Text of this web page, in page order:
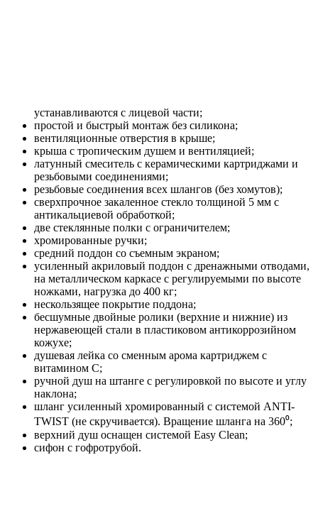
устанавливаются с лицевой части;
простой и быстрый монтаж без силикона;
вентиляционные отверстия в крыше;
крыша с тропическим душем и вентиляцией;
латунный смеситель с керамическими картриджами и
резьбовыми соединениями;
резьбовые соединения всех шлангов (без хомутов);
сверхпрочное закаленное стекло толщиной 5 мм с
антикальциевой обработкой;
две стеклянные полки с ограничителем;
хромированные ручки;
средний поддон со съемным экраном;
усиленный акриловый поддон с дренажными отводами,
на металлическом каркасе с регулируемыми по высоте
ножками, нагрузка до 400 кг;
нескользящее покрытие поддона;
бесшумные двойные ролики (верхние и нижние) из
нержавеющей стали в пластиковом антикоррозийном
кожухе;
душевая лейка со сменным арома картриджем c
витамином C;
ручной душ на штанге с регулировкой по высоте и углу
наклона;
шланг усиленный хромированный с системой ANTI-
TWIST (не скручивается). Вращение шланга на 360⁰;
верхний душ оснащен системой Easy Clean;
сифон с гофротрубой.